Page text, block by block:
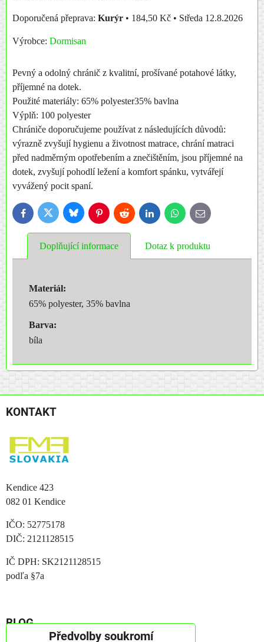
Kurýr • 184,50 Kč • Středa 12.8.2026
Výrobce: Dormisan
Pevný a odolný chránič z kvalitní, prošívané potahové látky,
příjemné na dotek.
Použité materiály: 65% polyester35% bavlna
Výplň: 100 polyester
Chrániče doporučujeme používat z následujících důvodů:
výrazně zvyšují hygienu a životnost matrace, chrání matraci
před nadměrným opotřebením a znečištěním, jsou příjemné na
dotek, zvyšují pohodlí ležení a komfort spánku, vytvářejí
vyvážený pocit spaní.
FacebookTwitter BlueskyPinterestReddit LinkedInWhatsApp
E-
mail
Doplňující informace Dotaz k produktu
Materiál:
65% polyester, 35% bavlna
Barva:
bíla
KONTAKT
Kendice 423
082 01 Kendice
IČO: 52775178
DIČ: 2121128515
IČ DPH: SK2121128515
podľa §7a
BLOG
Předvolby soukromí